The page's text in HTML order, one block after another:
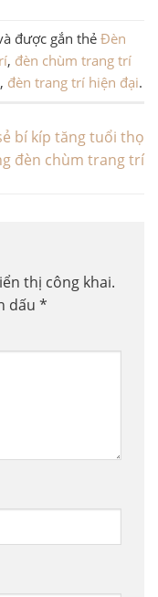
được gắn thẻ Đèn
, đèn chùm trang trí
, đèn trang trí hiện đại.
bí kíp tăng tuổi thọ
đèn chùm trang trí
thị công khai.
dấu *